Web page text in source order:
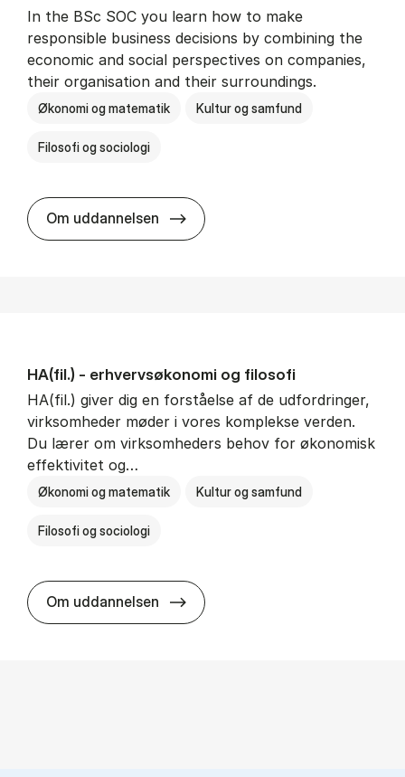
In the BSc SOC you learn how to make
responsible business decisions by combining the
economic and social perspectives on companies,
their organisation and their surroundings.
Økonomi og matematik Kultur og samfund
Filosofi og sociologi
Om uddannelsen BSc in Busi­ness Ad­min­is­tra­tion
HA(fil.) - erhvervs­økonomi og fi­lo­so­fi
HA(fil.) giver dig en forståelse af de udfordringer,
virksomheder møder i vores komplekse verden.
Du lærer om virksomheders behov for økonomisk
effektivitet og…
Økonomi og matematik Kultur og samfund
Filosofi og sociologi
Om uddannelsen HA(fil.) - erhvervs­økonomi og